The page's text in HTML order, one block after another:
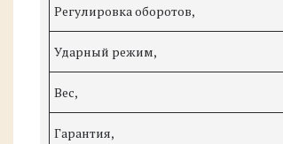
Регулировка оборотов,
Ударный режим,
Вес,
Гарантия,